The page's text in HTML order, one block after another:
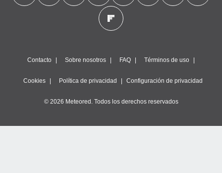
Contacto Sobre nosotros FAQ Términos de uso
Cookies Política de privacidad Configuración de privacidad
© 2026 Meteored. Todos los derechos reservados